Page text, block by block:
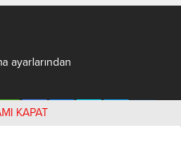
ayarlarından
KAPAT